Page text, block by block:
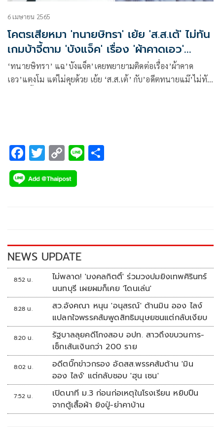
6 เมษายน 2565
โคตรเสียหมา 'ทนายษิทรา' เย้ย 'ส.ส.เต้' ไม่ทัน
เกมบ้าจี้ตาม 'บังแจ็ค' เรื่อง 'ผ้าคาดเอว'
แตงโม เตือนให้มีสติ
‘ทนายษิทรา’ แฉ’บังแจ็ค’เคยพยายามติดต่อเรื่อง’ผ้าคาด
เอว’แตงโม แต่ไม่คุยด้วย เย้ย ‘ส.ส.เต้’ กับ’อดีตทนายแม๊’ไม่ทัน
F
ac
e
k
T
wi
tt
C
o
p
k
Li
NEWS UPDATE
8:52 น.
ไม่พลาด! 'มงคลกิตติ์' ร่วมวงปมยิงเทพศิรินทร์
นนทบุรี เผยผมก็เคย 'โดนเล่น'
8:28 น.
สว.อังคณา หนุน 'อนุสรณ์' ต้านมิน ออง ไลง์
แปลกใจพรรคส้มพูดสิทธิมนุษยชนแต่กลับเงียบ
8:20 น.
รัฐบาลลุยคดีโกงสอบ อปท. สาวถึงขบวนการ-
เช็กเส้นเงินกว่า 200 ราย
8:02 น.
อดีตบิ๊กข่าวกรอง อัดสส.พรรคส้มต้าน 'มิน
ออง ไลง์' แต่กลับชอบ 'ฮุน เซน'
7:52 น.
เปิดนาที ม.3 ก่อนก่อเหตุในโรงเรียน หยิบปืน
จากตู้เสื้อผ้า ยิงปู่-ย่าคาบ้าน